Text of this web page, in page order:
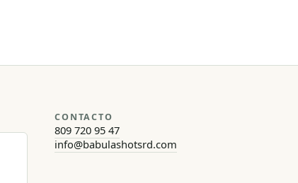
CONTACTO
809 720 95 47
info@babulashotsrd.com